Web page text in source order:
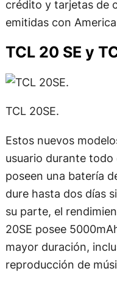
crédito y tarjetas de
emitidas con
TCL 20 SE y
TCL 20SE.
Estos nuevos
usuario durante
poseen una batería
dure hasta dos días
su parte, el
20SE posee
mayor duración,
reproducción de